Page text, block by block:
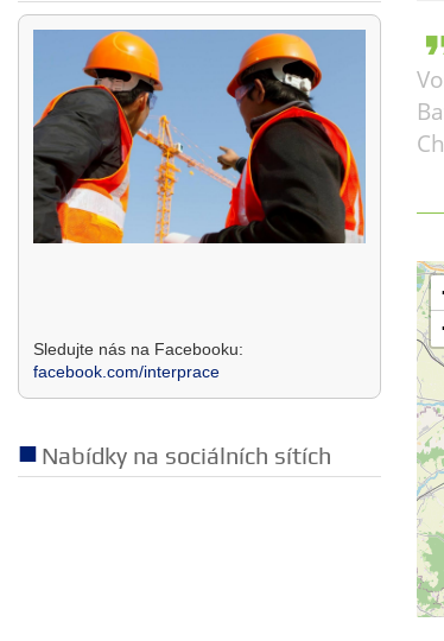
Sledujte nás na Facebooku:
facebook.com/interprace
Nabídky na sociálních sítích